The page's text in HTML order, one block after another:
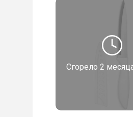
Сгорело 2